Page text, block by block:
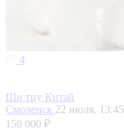
4
Ши тцу Китай
Смоленск 22 июля, 13:45
150 000 ₽